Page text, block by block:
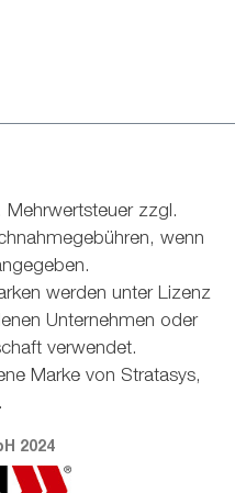
Mehrwertsteuer zzgl.
wenn
werden unter Lizenz
Unternehmen oder
verwendet.
Marke von Stratasys,
2024